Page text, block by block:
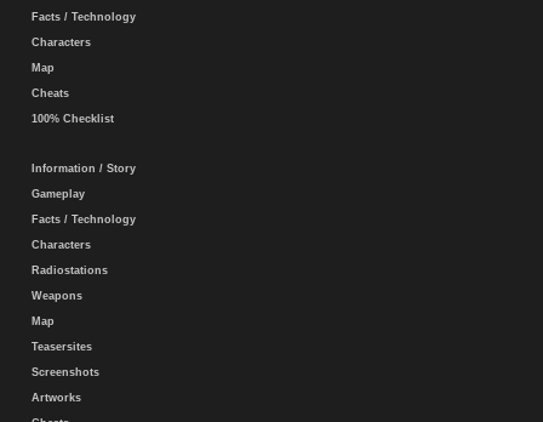
Facts / Technology
Characters
Map
Cheats
100% Checklist
Information / Story
Gameplay
Facts / Technology
Characters
Radiostations
Weapons
Map
Teasersites
Screenshots
Artworks